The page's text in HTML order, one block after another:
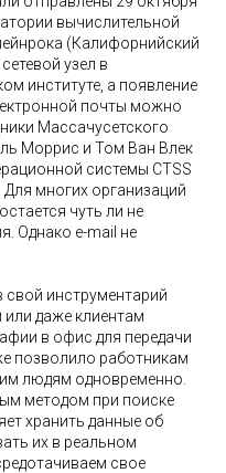
вычислительной
(Калифорнийский
узел в
институте, а появление
почты можно
Массачусетского
Моррис и Том Ван Влек
системы CTSS
многих организаций
чуть ли не
Однако e-mail не
инструментарий
даже клиентам
в офис для передачи
позволило работникам
людям одновременно.
методом при поиске
хранить данные об
их в реальном
свое